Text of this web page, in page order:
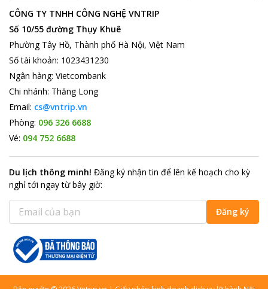
CÔNG TY TNHH CÔNG NGHỆ VNTRIP
Số 10/55 đường Thụy Khuê
Phường Tây Hồ, Thành phố Hà Nội, Việt Nam
Số tài khoản: 1023431230
Ngân hàng: Vietcombank
Chi nhánh: Thăng Long
Email: cs@vntrip.vn
Phòng: 096 326 6688
Vé: 094 752 6688
Du lịch thông minh! Đăng ký nhận tin để lên kế hoạch cho kỳ
nghỉ tới ngay từ bây giờ:
Đăng ký